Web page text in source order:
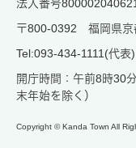
法人番号
〒800-0392 福岡県京
Tel:093-434-1111(代表)
開庁時間：午前8時30
末年始を除く）
Copyright © Kanda Town All